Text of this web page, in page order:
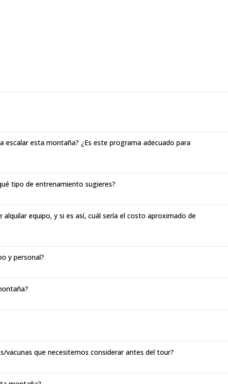
escalar esta montaña? ¿Es este programa adecuado para
tipo de entrenamiento sugieres?
equipo, y si es así, cuál sería el costo aproximado de
y personal?
que necesitemos considerar antes del tour?